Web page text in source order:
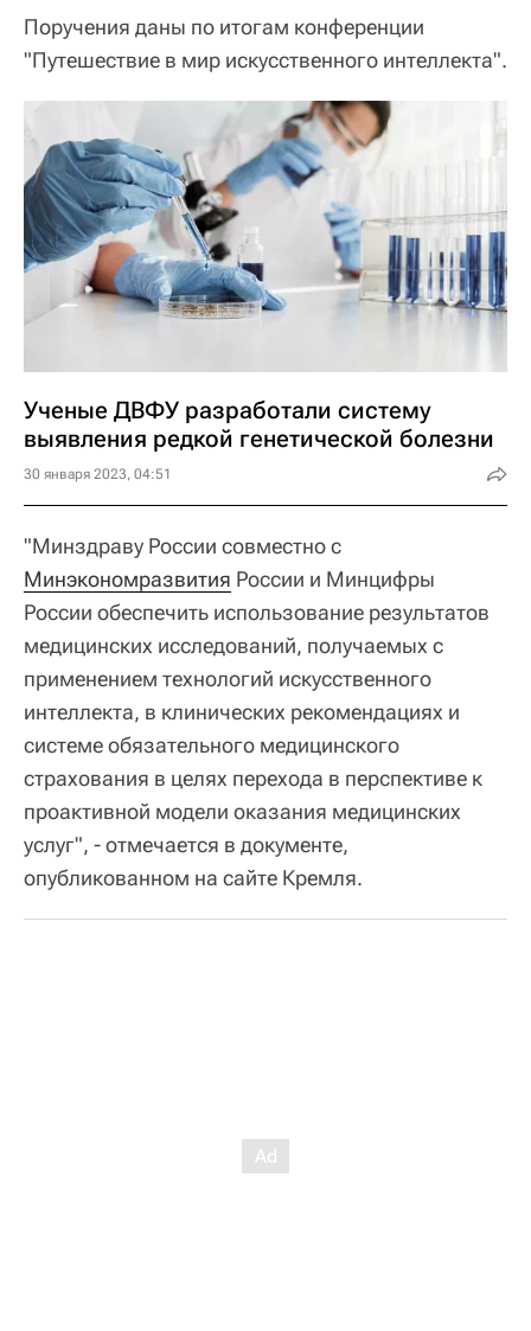
Поручения даны по итогам конференции
"Путешествие в мир искусственного интеллекта".
Ученые ДВФУ разработали систему
выявления редкой генетической болезни
30 января 2023, 04:51
"Минздраву России совместно с
Минэкономразвития России и Минцифры
России обеспечить использование результатов
медицинских исследований, получаемых с
применением технологий искусственного
интеллекта, в клинических рекомендациях и
системе обязательного медицинского
страхования в целях перехода в перспективе к
проактивной модели оказания медицинских
услуг", - отмечается в документе,
опубликованном на сайте Кремля.